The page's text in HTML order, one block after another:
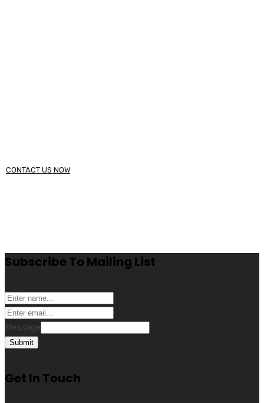
CONTACT US NOW
Subscribe To Mailing List
Message
Submit
Get In Touch